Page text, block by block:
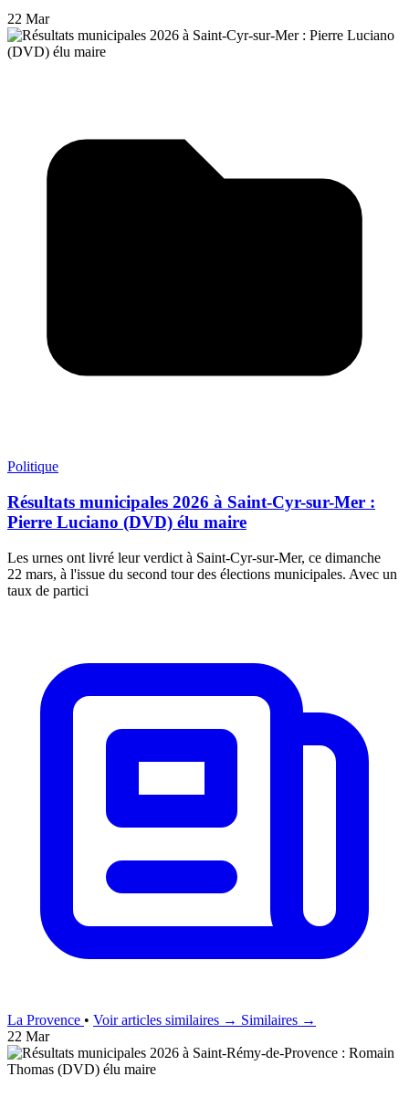
22 Mar
Politique
Résultats municipales 2026 à Saint-Cyr-sur-Mer :
Pierre Luciano (DVD) élu maire
Les urnes ont livré leur verdict à Saint-Cyr-sur-Mer, ce dimanche
22 mars, à l'issue du second tour des élections municipales. Avec un
taux de partici
La Provence • Voir articles similaires → Similaires →
22 Mar